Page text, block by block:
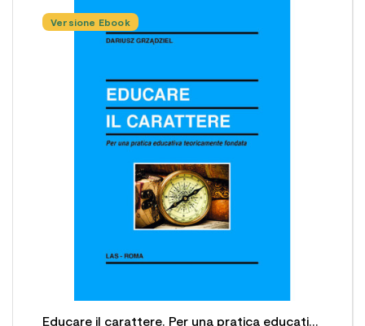
Versione Ebook
Educare il carattere. Per una pratica educativa